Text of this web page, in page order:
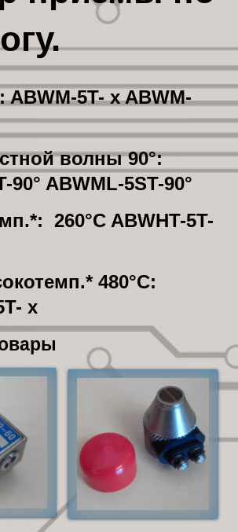
ABWM-5T- x ABWM-
волны 90°:
90° ABWML-5ST-90°
260°C ABWHT-5T-
480°C:
x